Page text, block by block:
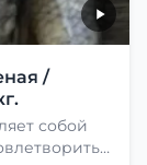
/
собой